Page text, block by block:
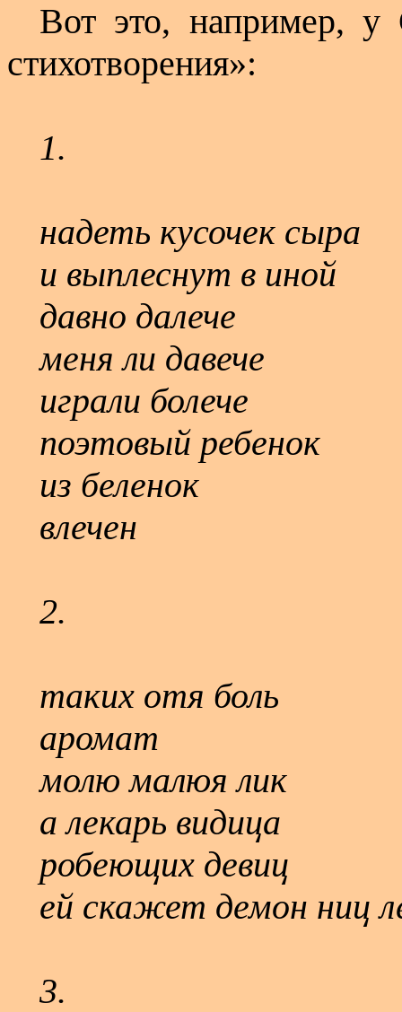
Вот это, например, у
стихотворения»:
1.
надеть кусочек сыра
и выплеснут в иной
давно далече
меня ли давече
играли болече
поэтовый ребенок
из беленок
влечен
2.
таких отя боль
аромат
молю малюя лик
а лекарь видица
робеющих девиц
ей скажет демон ниц
3.